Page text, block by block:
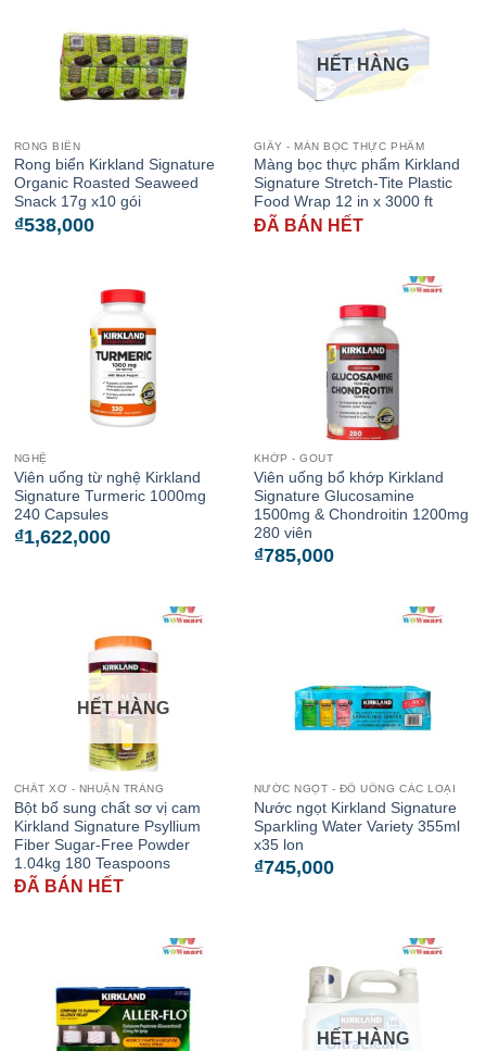
RONG BIỂN
Rong biển Kirkland Signature
Organic Roasted Seaweed
Snack 17g x10 gói
₫538,000
HẾT HÀNG
GIẤY - MÀN BỌC THỰC PHẨM
Màng bọc thực phẩm Kirkland
Signature Stretch-Tite Plastic
Food Wrap 12 in x 3000 ft
ĐÃ BÁN HẾT
NGHỆ
Viên uống từ nghệ Kirkland
Signature Turmeric 1000mg
240 Capsules
₫1,622,000
KHỚP - GOUT
Viên uống bổ khớp Kirkland
Signature Glucosamine
1500mg & Chondroitin 1200mg
280 viên
₫785,000
HẾT HÀNG
CHẤT XƠ - NHUẬN TRÀNG
Bột bổ sung chất sơ vị cam
Kirkland Signature Psyllium
Fiber Sugar-Free Powder
1.04kg 180 Teaspoons
ĐÃ BÁN HẾT
NƯỚC NGỌT - ĐỒ UỐNG CÁC LOẠI
Nước ngọt Kirkland Signature
Sparkling Water Variety 355ml
x35 lon
₫745,000
HẾT HÀNG